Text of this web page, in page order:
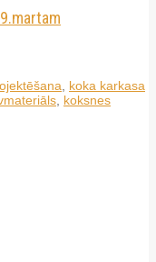
koka karkasa
koksnes